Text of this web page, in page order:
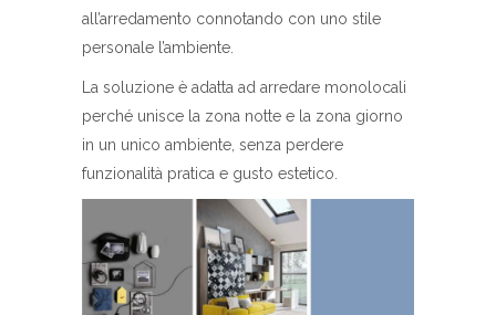
all’arredamento connotando con uno stile
personale l’ambiente.
La soluzione è adatta ad arredare monolocali
perché unisce la zona notte e la zona giorno
in un unico ambiente, senza perdere
funzionalità pratica e gusto estetico.